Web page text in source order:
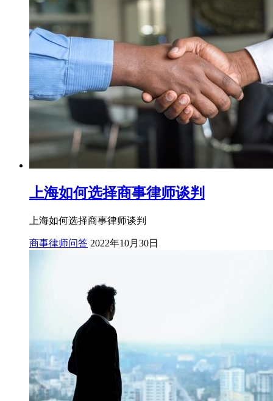
上海如何选择商事律师谈判
上海如何选择商事律师谈判
商事律师问答 2022年10月30日